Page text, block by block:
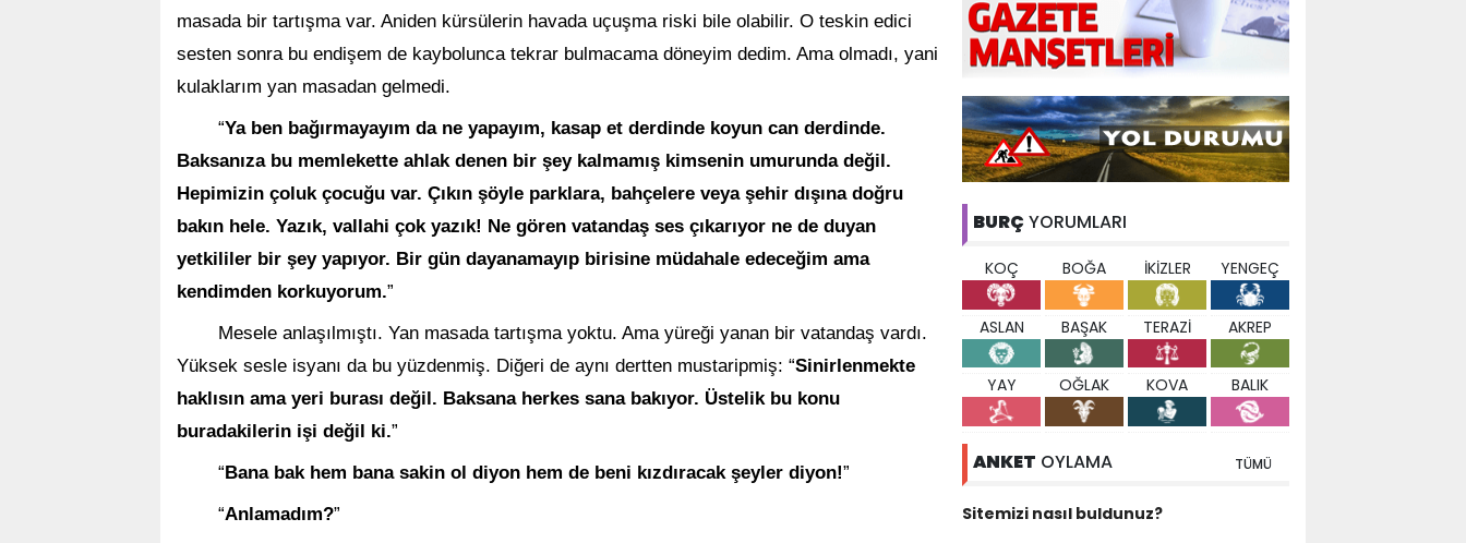
masada bir tartışma var. Aniden kürsülerin havada uçuşma riski bile olabilir. O teskin edici
sesten sonra bu endişem de kaybolunca tekrar bulmacama döneyim dedim. Ama olmadı, yani
kulaklarım yan masadan gelmedi.
“Ya ben bağırmayayım da ne yapayım, kasap et derdinde koyun can derdinde.
Baksanıza bu memlekette ahlak denen bir şey kalmamış kimsenin umurunda değil.
Hepimizin çoluk çocuğu var. Çıkın şöyle parklara, bahçelere veya şehir dışına doğru
bakın hele. Yazık, vallahi çok yazık! Ne gören vatandaş ses çıkarıyor ne de duyan
yetkililer bir şey yapıyor. Bir gün dayanamayıp birisine müdahale edeceğim ama
kendimden korkuyorum.”
Mesele anlaşılmıştı. Yan masada tartışma yoktu. Ama yüreği yanan bir vatandaş vardı.
Yüksek sesle isyanı da bu yüzdenmiş. Diğeri de aynı dertten mustaripmiş: “Sinirlenmekte
haklısın ama yeri burası değil. Baksana herkes sana bakıyor. Üstelik bu konu
buradakilerin işi değil ki.”
“Bana bak hem bana sakin ol diyon hem de beni kızdıracak şeyler diyon!”
“Anlamadım?”
BURÇ YORUMLARI
KOÇ BOĞA İKİZLER YENGEÇ
ASLAN BAŞAK TERAZİ AKREP
YAY OĞLAK KOVA BALIK
ANKET OYLAMA TÜMÜ
Sitemizi nasıl buldunuz?